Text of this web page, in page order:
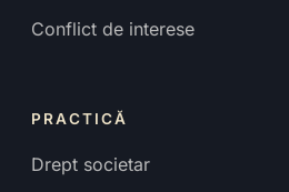
Conflict de interese
PRACTICĂ
Drept societar